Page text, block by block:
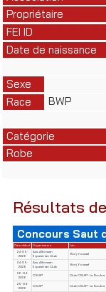
Propriétaire
FEI ID
Date de naissance
Sexe
Race
BWP
Catégorie
Robe
Résultats
Concours Saut
Date début Organisateur Lieu
24-05-
2026
Ass. Alforssan
Equestrian Club
Borj Youssef
24-05-
2026
Ass. Alforssan
Equestrian Club
Borj Youssef
26-04-
2026
CSUIP Club CSUIP- La Soukra
25-04-
2026
CSUIP Club CSUIP- La Soukra